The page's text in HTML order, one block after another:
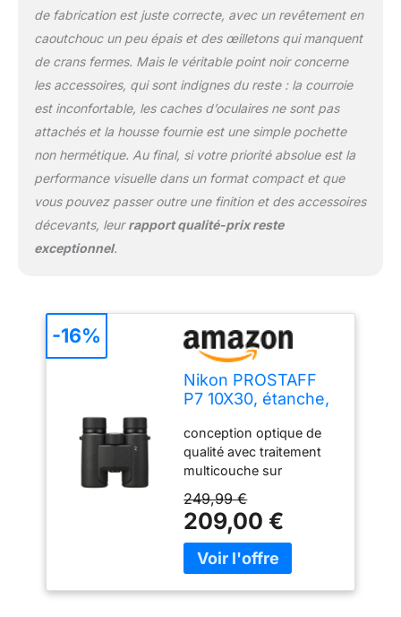
d’éliminer facilement
l’humidité, les traces de
doigt et les salissures
de fabrication est juste correcte, avec un revêtement en
caoutchouc un peu épais et des œilletons qui manquent
de crans fermes. Mais le véritable point noir concerne
les accessoires, qui sont indignes du reste : la courroie
est inconfortable, les caches d’oculaires ne sont pas
attachés et la housse fournie est une simple pochette
non hermétique. Au final, si votre priorité absolue est la
performance visuelle dans un format compact et que
vous pouvez passer outre une finition et des accessoires
décevants, leurrapport qualité-prix reste
exceptionnel.
Nikon PROSTAFF
P7 10X30, étanche,
Multicouches,
résistante
conception optique de
qualité avec traitement
multicouche sur
prismes pour offrir des
images plus lumineuses.
Traitement de correction
de phase des prismes en
249,99 €
209,00 €
-16%